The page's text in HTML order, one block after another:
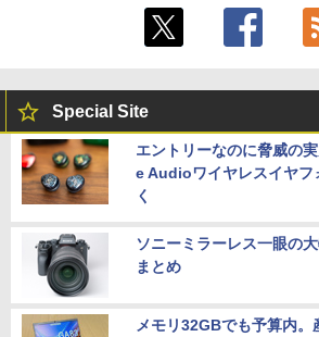
Special Site
エントリーなのに脅威の
e Audioワイヤレスイヤフ
く
ソニーミラーレス一眼の
まとめ
メモリ32GBでも予算内